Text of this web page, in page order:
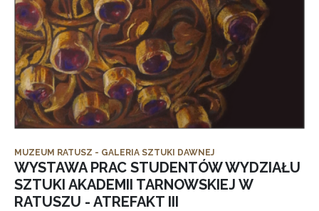
MUZEUM RATUSZ - GALERIA SZTUKI DAWNEJ
WYSTAWA PRAC STUDENTÓW WYDZIAŁU
SZTUKI AKADEMII TARNOWSKIEJ W
RATUSZU - ATREFAKT III